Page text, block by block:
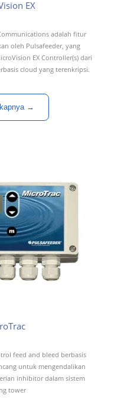
EX
adalah fitur
oleh Pulsafeeder, yang
EX Controller(s) dari
cloud yang terenkripsi.
→
feed and bleed berbasis
untuk mengendalikan
inhibitor dalam sistem
tower